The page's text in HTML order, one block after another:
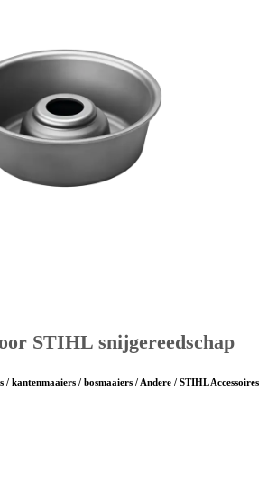
STIHL snijgereedschap
/ kantenmaaiers / bosmaaiers / Andere / STIHL Accessoires